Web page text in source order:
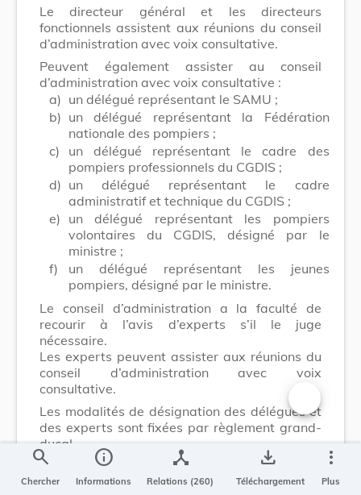
Le directeur général et les directeurs
fonctionnels assistent aux réunions du conseil
d’administration avec voix consultative.
Peuvent également assister au conseil
d’administration avec voix consultative :
a) un délégué représentant le SAMU ;
b) un délégué représentant la Fédération
nationale des pompiers ;
c)
un délégué représentant le cadre des
pompiers professionnels du CGDIS ;
d) un délégué représentant le cadre
administratif et technique du CGDIS ;
e) un délégué représentant les pompiers
volontaires du CGDIS, désigné par le
ministre ;
f)
un délégué représentant les jeunes
pompiers, désigné par le ministre.
Le conseil d’administration a la faculté de
recourir à l’avis d’experts s’il le juge
nécessaire.
Les experts peuvent assister aux réunions du
conseil d’administration avec voix
consultative.
Les modalités de désignation des délégués et
des experts sont fixées par règlement grand-
ducal.
Art. 17.
Changer la
search
Chercher
info
Informations
device_hub
Relations (260)
save_alt
Téléchargement
more_vert
Plus